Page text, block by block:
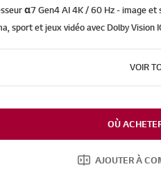
α7 Gen4 AI 4K / 60 Hz - image et
sport et jeux vidéo avec Dolby Vision
VOIR
OÙ
AJOUTER À